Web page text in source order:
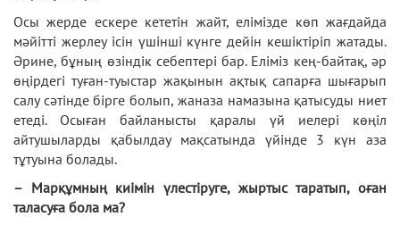
Осы жерде ескере кететін жайт, елімізде көп жағдайда
мәйітті жерлеу ісін үшінші күнге дейін кешіктіріп жатады.
Әрине, бұның өзіндік себептері бар. Еліміз кең-байтақ, әр
өңірдегі туған-туыстар жақынын ақтық сапарға шығарып
салу сәтінде бірге болып, жаназа намазына қатысуды ниет
етеді. Осыған байланысты қаралы үй иелері көңіл
айтушыларды қабылдау мақсатында үйінде 3 күн аза
тұтуына болады.
– Марқұмның киімін үлестіруге, жыртыс таратып, оған
таласуға бола ма?